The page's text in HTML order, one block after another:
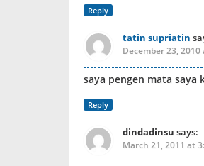
Reply
tatin supriatin
December 23, 2010
saya pengen mata
Reply
dindadinsu says:
March 21, 2011 at